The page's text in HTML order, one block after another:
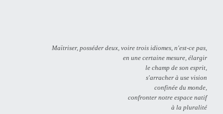
Maïtriser, posséder deux, voire trois idiomes, n'est-ce pas,
en une certaine mesure, élargir
le champ de son esprit,
s'arracher à use vision
confinée du monde,
confronter notre espace natif
à la pluralité